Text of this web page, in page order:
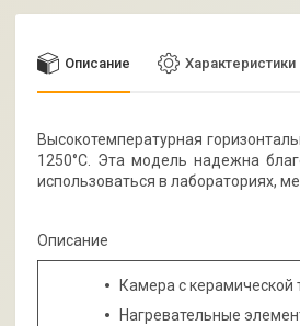
Описание Характеристики
Высокотемпературная
1250°C. Эта модель надежна
использоваться в лабораториях,
Описание
Камера с керамической
Нагревательные